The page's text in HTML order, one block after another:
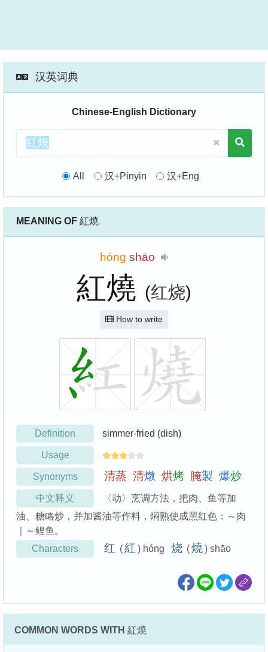
汉英词典
Chinese-English Dictionary
All 汉+Pinyin 汉+Eng
MEANING OF 紅燒
hóng shāo
紅燒 (红烧)
How to write
Definition simmer-fried (dish)
Usage
Synonyms 清蒸 清燉 烘烤 腌製 爆炒
中文释义
〈动〉烹调方法，把肉、鱼等加
油、糖略炒，并加酱油等作料，焖熟使成黑红色：～肉
｜～鲤鱼。
Characters
红 (紅 ) hóng 烧 (燒 ) shāo
COMMON WORDS WITH 紅燒